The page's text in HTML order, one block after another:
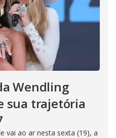
Wendling
sua trajetória
vai ao ar nesta sexta (19), a